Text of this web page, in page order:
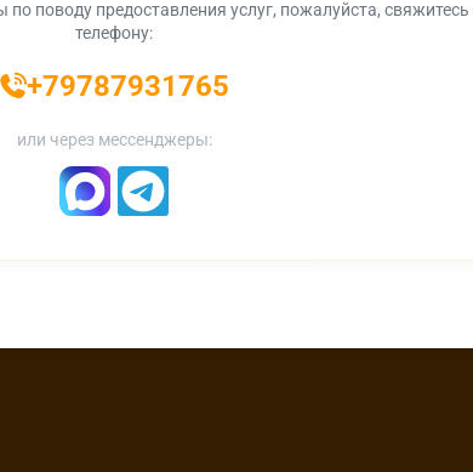
поводу предоставления услуг, пожалуйста,
телефону:
+79787931765
или через мессенджеры: